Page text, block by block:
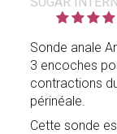
Sonde anale
3 encoches
contractions
périnéale.
Cette sonde